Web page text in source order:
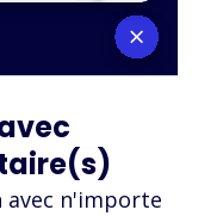
avec n'importe